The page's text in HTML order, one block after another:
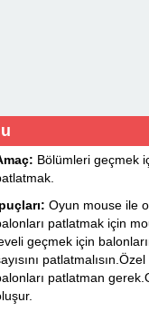
Bölümleri geçmek
Oyun mouse ile
patlatmak için
geçmek için
patlatman